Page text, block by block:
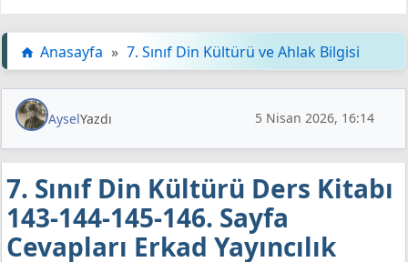
Anasayfa » 7. Sınıf Din Kültürü ve Ahlak Bilgisi
AyselYazdı 5 Nisan 2026, 16:14
7. Sınıf Din Kültürü Ders Kitabı
143-144-145-146. Sayfa
Cevapları Erkad Yayıncılık